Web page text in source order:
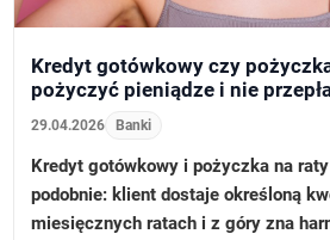
Kredyt gotówkowy czy
pożyczyć pieniądze i nie
29.04.2026 Banki
Kredyt gotówkowy i pożyczka na
podobnie: klient dostaje określoną
miesięcznych ratach i z góry zna